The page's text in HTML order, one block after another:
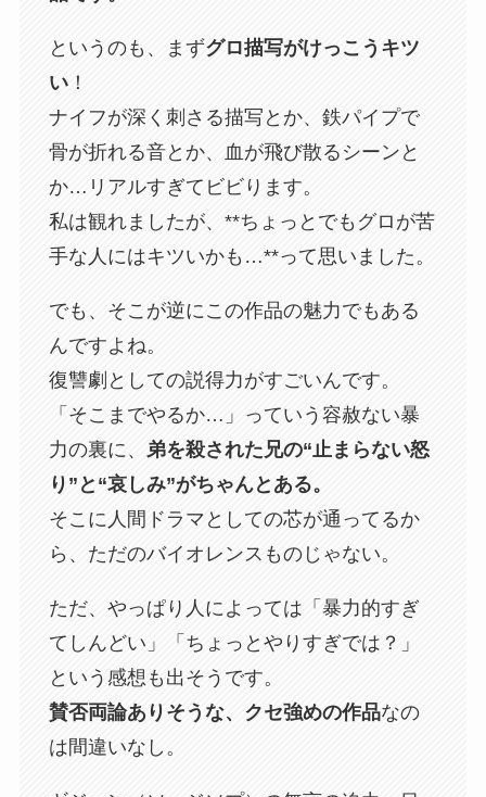
というのも、まずグロ描写がけっこうキツ
い！
ナイフが深く刺さる描写とか、鉄パイプで
骨が折れる音とか、血が飛び散るシーンと
か…リアルすぎてビビります。
私は観れましたが、**ちょっとでもグロが苦
手な人にはキツいかも…**って思いました。
でも、そこが逆にこの作品の魅力でもある
んですよね。
復讐劇としての説得力がすごいんです。
「そこまでやるか…」っていう容赦ない暴
力の裏に、
弟を殺された兄の“止まらない怒
り”と“哀しみ”がちゃんとある。
そこに人間ドラマとしての芯が通ってるか
ら、ただのバイオレンスものじゃない。
ただ、やっぱり人によっては「暴力的すぎ
てしんどい」「ちょっとやりすぎでは？」
という感想も出そうです。
賛否両論ありそうな、クセ強めの作品なの
は間違いなし。